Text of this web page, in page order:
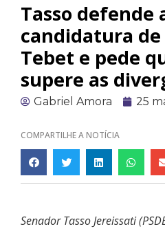
Tasso defende
candidatura de
Tebet e pede
supere as
Gabriel Amora 25
COMPARTILHE A NOTÍCIA
Senador Tasso Jereissati